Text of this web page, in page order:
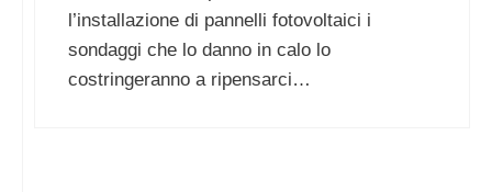
l’installazione di pannelli fotovoltaici i
sondaggi che lo danno in calo lo
costringeranno a ripensarci…